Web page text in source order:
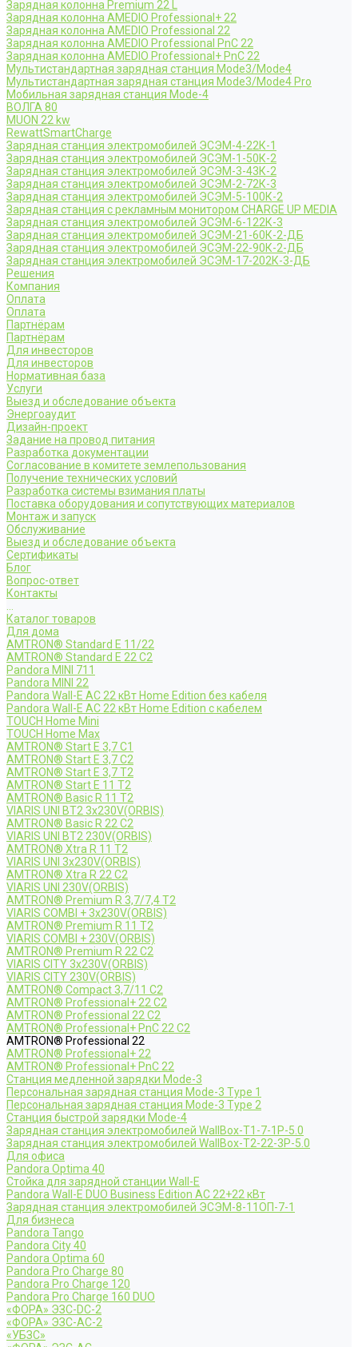
Зарядная колонна Premium 22 L
Зарядная колонна AMEDIO Professional+ 22
Зарядная колонна AMEDIO Professional 22
Зарядная колонна AMEDIO Professional PnC 22
Зарядная колонна AMEDIO Professional+ PnC 22
Мультистандартная зарядная станция Mode3/Mode4
Мультистандартная зарядная станция Mode3/Mode4 Pro
Мобильная зарядная станция Mode-4
ВОЛГА 80
MUON 22 kw
RewattSmartCharge
Зарядная станция электромобилей ЭСЭМ-4-22К-1
Зарядная станция электромобилей ЭСЭМ-1-50К-2
Зарядная станция электромобилей ЭСЭМ-3-43К-2
Зарядная станция электромобилей ЭСЭМ-2-72К-3
Зарядная станция электромобилей ЭСЭМ-5-100К-2
Зарядная станция с рекламным монитором CHARGE UP MEDIA
Зарядная станция электромобилей ЭСЭМ-6-122К-3
Зарядная станция электромобилей ЭСЭМ-21-60К-2-ДБ
Зарядная станция электромобилей ЭСЭМ-22-90К-2-ДБ
Зарядная станция электромобилей ЭСЭМ-17-202К-3-ДБ
Решения
Компания
Оплата
Оплата
Партнёрам
Партнёрам
Для инвесторов
Для инвесторов
Нормативная база
Услуги
Выезд и обследование объекта
Энергоаудит
Дизайн-проект
Задание на провод питания
Разработка документации
Согласование в комитете землепользования
Получение технических условий
Разработка системы взимания платы
Поставка оборудования и сопутствующих материалов
Монтаж и запуск
Обслуживание
Выезд и обследование объекта
Сертификаты
Блог
Вопрос-ответ
Контакты
Каталог товаров
Для дома
AMTRON® Standard E 11/22
AMTRON® Standard E 22 C2
Pandora MINI 711
Pandora MINI 22
Pandora Wall-E AC 22 кВт Home Edition без кабеля
Pandora Wall-E AC 22 кВт Home Edition с кабелем
TOUCH Home Mini
TOUCH Home Max
AMTRON® Start E 3,7 C1
AMTRON® Start E 3,7 C2
AMTRON® Start E 3,7 T2
AMTRON® Start E 11 T2
AMTRON® Basic R 11 T2
VIARIS UNI BT2 3x230V(ORBIS)
AMTRON® Basic R 22 C2
VIARIS UNI BT2 230V(ORBIS)
AMTRON® Xtra R 11 T2
VIARIS UNI 3x230V(ORBIS)
AMTRON® Xtra R 22 C2
VIARIS UNI 230V(ORBIS)
AMTRON® Premium R 3,7/7,4 T2
VIARIS COMBI + 3x230V(ORBIS)
AMTRON® Premium R 11 T2
VIARIS COMBI + 230V(ORBIS)
AMTRON® Premium R 22 C2
VIARIS CITY 3x230V(ORBIS)
VIARIS CITY 230V(ORBIS)
AMTRON® Compact 3,7/11 C2
AMTRON® Professional+ 22 C2
AMTRON® Professional 22 C2
AMTRON® Professional+ PnC 22 C2
AMTRON® Professional 22
AMTRON® Professional+ 22
AMTRON® Professional+ PnC 22
Станция медленной зарядки Mode-3
Персональная зарядная станция Mode-3 Type 1
Персональная зарядная станция Mode-3 Type 2
Станция быстрой зарядки Mode-4
Зарядная станция электромобилей WallBox-Т1-7-1Р-5.0
Зарядная станция электромобилей WallBox-Т2-22-3Р-5.0
Для офиса
Pandora Optima 40
Стойка для зарядной станции Wall-E
Pandora Wall-E DUO Business Edition AC 22+22 кВт
Зарядная станция электромобилей ЭСЭМ-8-11ОП-7-1
Для бизнеса
Pandora Tango
Pandora City 40
Pandora Optima 60
Pandora Pro Charge 80
Pandora Pro Charge 120
Pandora Pro Charge 160 DUO
«ФОРА» ЭЗС-DC-2
«ФОРА» ЭЗС-AC-2
«УБЗС»